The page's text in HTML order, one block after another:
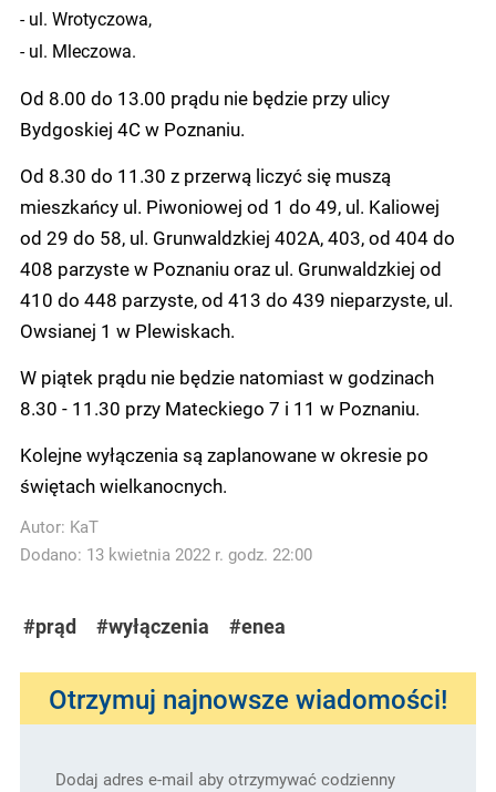
- ul. Wrotyczowa,
- ul. Mleczowa.
Od 8.00 do 13.00 prądu nie będzie przy ulicy
Bydgoskiej 4C w Poznaniu.
Od 8.30 do 11.30 z przerwą liczyć się muszą
mieszkańcy ul. Piwoniowej od 1 do 49, ul. Kaliowej
od 29 do 58, ul. Grunwaldzkiej 402A, 403, od 404 do
408 parzyste w Poznaniu oraz ul. Grunwaldzkiej od
410 do 448 parzyste, od 413 do 439 nieparzyste, ul.
Owsianej 1 w Plewiskach.
W piątek prądu nie będzie natomiast w godzinach
8.30 - 11.30 przy Mateckiego 7 i 11 w Poznaniu.
Kolejne wyłączenia są zaplanowane w okresie po
świętach wielkanocnych.
Autor: KaT
Dodano: 13 kwietnia 2022 r. godz. 22:00
#prąd #wyłączenia #enea
Otrzymuj najnowsze wiadomości!
Dodaj adres e-mail aby otrzymywać codzienny